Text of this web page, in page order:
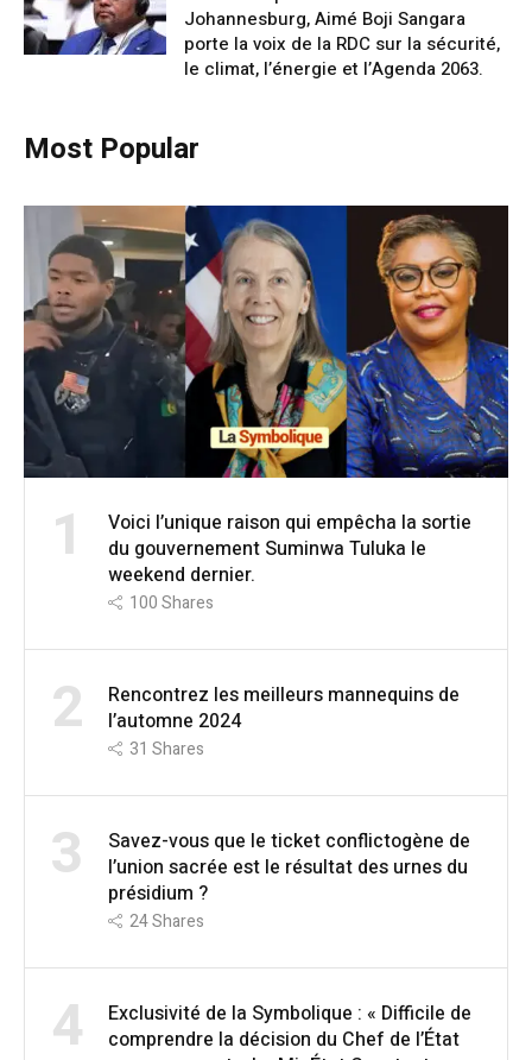
Johannesburg, Aimé Boji Sangara
porte la voix de la RDC sur la sécurité,
le climat, l’énergie et l’Agenda 2063.
Most Popular
1
Voici l’unique raison qui empêcha la sortie
du gouvernement Suminwa Tuluka le
weekend dernier.
100Shares
2
Rencontrez les meilleurs mannequins de
l’automne 2024
31 Shares
3
Savez-vous que le ticket conflictogène de
l’union sacrée est le résultat des urnes du
présidium ?
24Shares
4
Exclusivité de la Symbolique : « Difficile de
comprendre la décision du Chef de l’État